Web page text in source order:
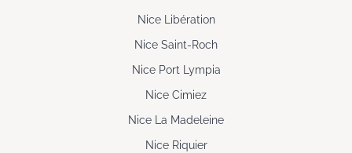
Nice Libération
Nice Saint-Roch
Nice Port Lympia
Nice Cimiez
Nice La Madeleine
Nice Riquier